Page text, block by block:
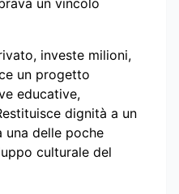
investe milioni,
un progetto
educative,
dignità a un
una delle poche
culturale del